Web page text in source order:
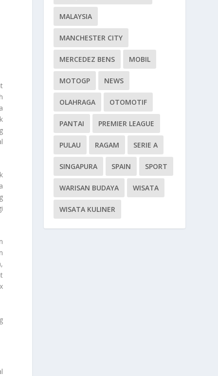
MALAYSIA
MANCHESTER CITY
MERCEDEZ BENS MOBIL
MOTOGP NEWS
OLAHRAGA OTOMOTIF
PANTAI PREMIER LEAGUE
PULAU RAGAM SERIE A
SINGAPURA SPAIN SPORT
WARISAN BUDAYA WISATA
WISATA KULINER